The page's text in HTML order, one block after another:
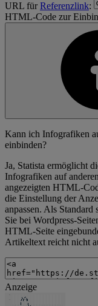
URL fürReferenzlink:
HTML-Code zur
Kann ich Infografiken
einbinden?
Ja, Statista ermöglicht
Infografiken auf
angezeigten HTML-
die Einstellung der
anpassen. Als
Sie bei Wordpress-
HTML-Seite
Artikeltext reicht nicht
Anzeige